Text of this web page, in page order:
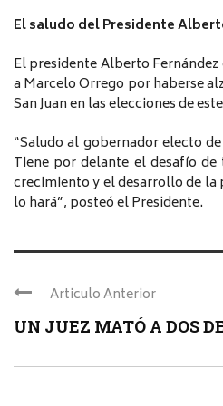
El saludo del Presidente
El presidente Alberto
a Marcelo Orrego por haberse
San Juan en las elecciones de
“Saludo al gobernador electo
Tiene por delante el desafío
crecimiento y el desarrollo de la
lo hará”, posteó el Presidente.
Articulo Anterior
UN JUEZ MATÓ A DOS